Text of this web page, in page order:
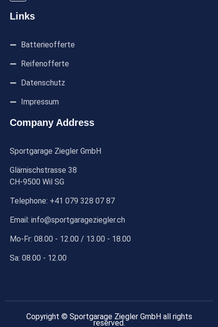
Links
Batterieofferte
Reifenofferte
Datenschutz
Impressum
Company Address
Sportgarage Ziegler GmbH
Glärnischstrasse 38
CH-9500 Wil SG
Telephone: +41 079 328 07 87
Email: info@sportgarageziegler.ch
Mo-Fr: 08.00 - 12.00 / 13.00 - 18.00
Sa: 08.00 - 12.00
Copyright © Sportgarage Ziegler GmbH all rights
reserved.